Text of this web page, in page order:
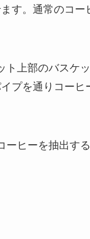
す。通常のコー
ト上部のバスケ
プを通りコーヒ
ーヒーを抽出す